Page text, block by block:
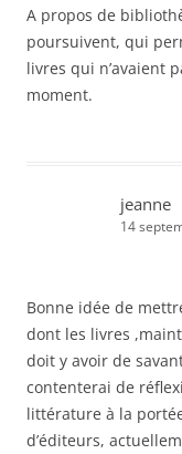
A propos de
poursuivent, qui
livres qui n’avaient
moment.
jeanne
14
Bonne idée de
dont les livres
doit y avoir de
contenterai de
littérature à la
d’éditeurs,